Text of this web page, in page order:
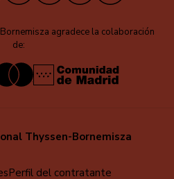
agradece la colaboración
de:
Thyssen-Bornemisza
Perfil del contratante